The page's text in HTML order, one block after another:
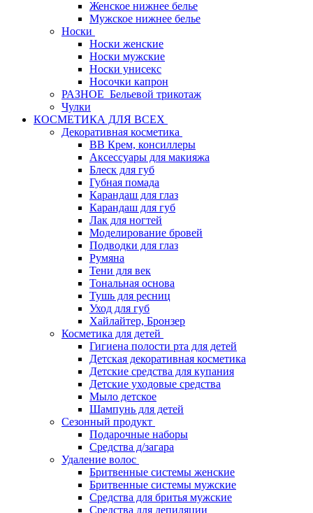
Женское нижнее белье
Мужское нижнее белье
Носки
Носки женские
Носки мужские
Носки унисекс
Носочки капрон
РАЗНОЕ_Бельевой трикотаж
Чулки
КОСМЕТИКА ДЛЯ ВСЕХ
Декоративная косметика
BB Крем, консиллеры
Аксессуары для макияжа
Блеск для губ
Губная помада
Карандаш для глаз
Карандаш для губ
Лак для ногтей
Моделирование бровей
Подводки для глаз
Румяна
Тени для век
Тональная основа
Тушь для ресниц
Уход для губ
Хайлайтер, Бронзер
Косметика для детей
Гигиена полости рта для детей
Детская декоративная косметика
Детские средства для купания
Детские уходовые средства
Мыло детское
Шампунь для детей
Сезонный продукт
Подарочные наборы
Средства д/загара
Удаление волос
Бритвенные системы женские
Бритвенные системы мужские
Средства для бритья мужские
Средства для депиляции